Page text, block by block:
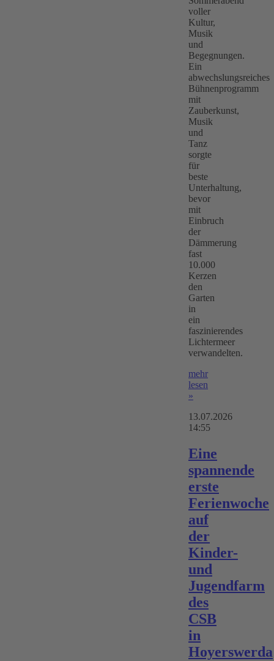
voller
Kultur,
Musik
und
Begegnungen.
Ein
abwechslungsreiches
Bühnenprogramm
mit
Zauberkunst,
Musik
und
Tanz
sorgte
für
beste
Unterhaltung,
bevor
mit
Einbruch
der
Dämmerung
fast
10.000
Kerzen
den
Garten
in
ein
faszinierendes
Lichtermeer
verwandelten.
mehr
lesen
»
13.07.2026
14:55
Eine
spannende
erste
Ferienwoche
auf
der
Kinder-
und
Jugendfarm
des
CSB
in
Hoyerswerda